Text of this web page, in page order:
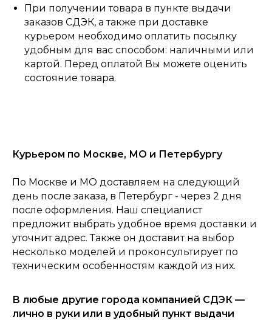
Главная Консультация
0
При получении товара в пункте выдачи
заказов СДЭК, а также при доставке
курьером необходимо оплатить посылку
удобным для вас способом: наличными или
картой. Перед оплатой Вы можете оценить
состояние товара.
Курьером по Москве, МО и Петербургу
По Москве и МО доставляем на следующий
день после заказа, в Петербург - через 2 дня
после оформления. Наш специалист
предложит выбрать удобное время доставки и
уточнит адрес. Также он доставит на выбор
несколько моделей и проконсультирует по
техническим особенностям каждой из них.
В любые другие города компанией СДЭК —
лично в руки или в удобный пункт выдачи